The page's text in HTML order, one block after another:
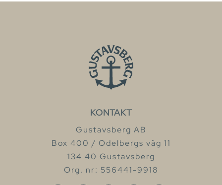
KONTAKT
Gustavsberg AB
Box 400 / Odelbergs väg 11
134 40 Gustavsberg
Org. nr: 556441-9918